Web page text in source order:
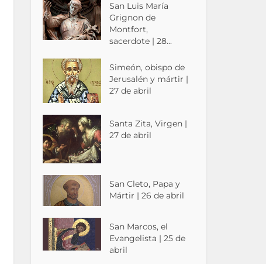
San Luis María
Grignon de
Montfort,
sacerdote | 28...
Simeón, obispo de
Jerusalén y mártir |
27 de abril
Santa Zita, Virgen |
27 de abril
San Cleto, Papa y
Mártir | 26 de abril
San Marcos, el
Evangelista | 25 de
abril